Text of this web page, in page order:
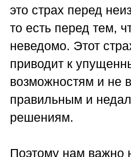
это страх перед
то есть перед тем,
неведомо. Этот
приводит к
возможностям и не
правильным и
решениям.
Поэтому нам важно